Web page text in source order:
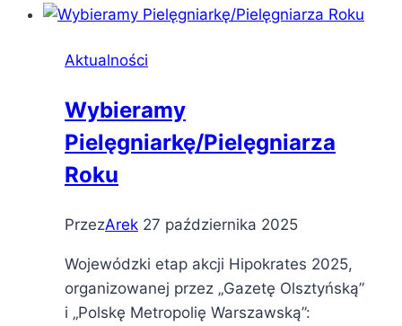
–
Aktualności
Wybieramy
Pielęgniarkę/Pielęgniarza
Roku
PrzezArek 27 października 2025
Wojewódzki etap akcji Hipokrates 2025,
organizowanej przez „Gazetę Olsztyńską”
i „Polskę Metropolię Warszawską”: